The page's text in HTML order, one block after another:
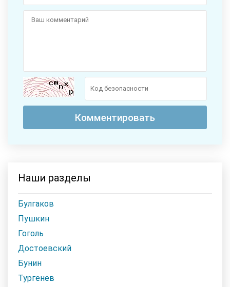
Наши разделы
Булгаков
Пушкин
Гоголь
Достоевский
Бунин
Тургенев